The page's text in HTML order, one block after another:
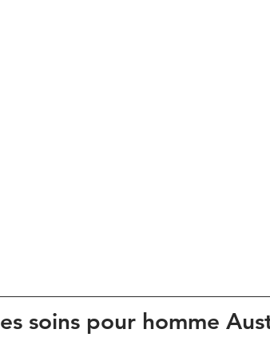
soins pour homme